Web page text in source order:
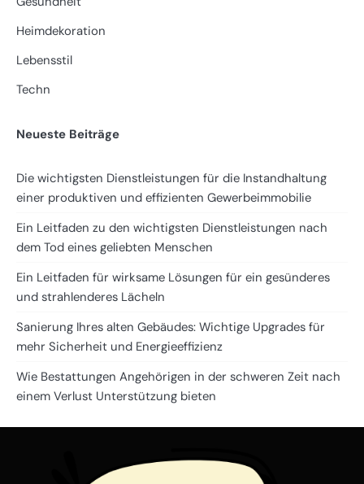
Heimdekoration
Lebensstil
Techn
Neueste Beiträge
Die wichtigsten Dienstleistungen für die Instandhaltung
einer produktiven und effizienten Gewerbeimmobilie
Ein Leitfaden zu den wichtigsten Dienstleistungen nach
dem Tod eines geliebten Menschen
Ein Leitfaden für wirksame Lösungen für ein gesünderes
und strahlenderes Lächeln
Sanierung Ihres alten Gebäudes: Wichtige Upgrades für
mehr Sicherheit und Energieeffizienz
Wie Bestattungen Angehörigen in der schweren Zeit nach
einem Verlust Unterstützung bieten